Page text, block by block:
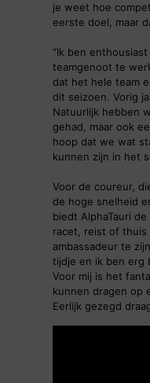
je weet hoe
eerste doel, maar
“Ik ben
teamgenoot te
dat het hele team
dit seizoen. Vorig
Natuurlijk hebben
gehad, maar ook
hoop dat we wat
kunnen zijn in het
Voor de coureur,
de hoge snelheid
biedt AlphaTauri
racet, reist of thuis
ambassadeur te
tijdje en ik ben erg
Voor mij is het
kunnen dragen op
Eerlijk gezegd